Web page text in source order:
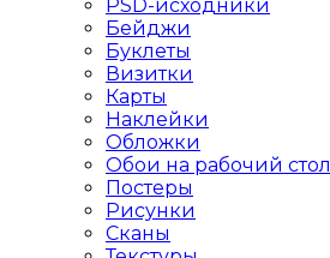
PSD-исходники
Бейджи
Буклеты
Визитки
Карты
Наклейки
Обложки
Обои на рабочий стол
Постеры
Рисунки
Сканы